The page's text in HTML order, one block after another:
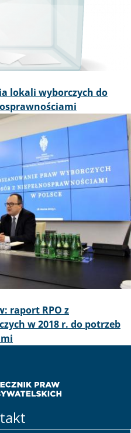
lokali wyborczych do
raport RPO z
w 2018 r. do potrzeb